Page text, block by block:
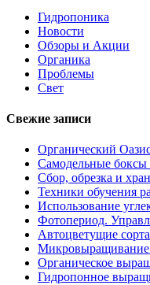
Гидропоника
Новости
Обзоры и Акции
Органика
Проблемы
Свет
Свежие записи
Органический
Самодельные боксы
Сбор, обрезка и
Техники обучения
Использование
Фотопериод.
Автоцветущие
Микровыращивание
Органическое
Гидропонное